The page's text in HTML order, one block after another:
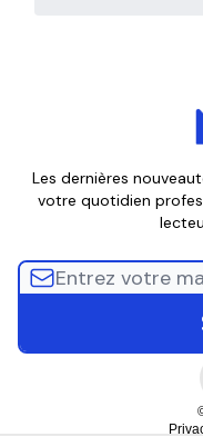
Les dernières
votre quotidien